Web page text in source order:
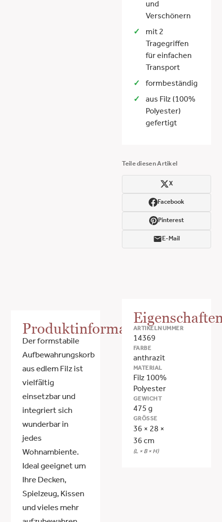
und
Verschönern
mit 2
Tragegriffen
für einfachen
Transport
formbeständig
aus Filz (100%
Polyester)
gefertigt
Teile diesen Artikel
X
Facebook
Pinterest
E-Mail
Produktinformationen
Der formstabile
Aufbewahrungskorb
aus edlem Filz ist
vielfältig
einsetzbar und
integriert sich
wunderbar in
jedes
Wohnambiente.
Ideal geeignet um
Ihre Decken,
Spielzeug, Kissen
und vieles mehr
ARTIKELNUMMER
14369
FARBE
anthrazit
MATERIAL
Filz 100%
Polyester
GEWICHT
475 g
GRÖSSE
36 × 28 ×
36 cm
(L × B × H)